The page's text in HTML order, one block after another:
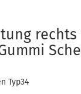
rechts
Typ34